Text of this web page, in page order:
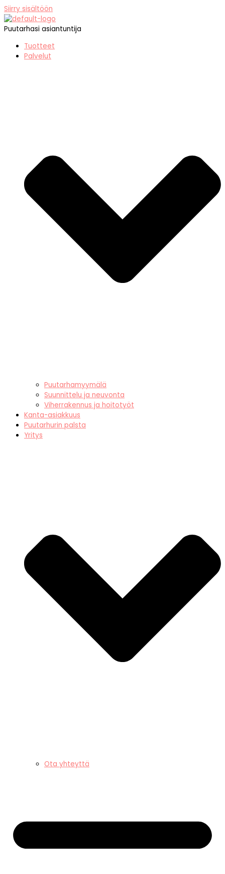
Siirry sisältöön
Puutarhasi asiantuntija
Tuotteet
Palvelut
Puutarhamyymälä
Suunnittelu ja neuvonta
Viherrakennus ja hoitotyöt
Kanta-asiakkuus
Puutarhurin palsta
Yritys
Ota yhteyttä